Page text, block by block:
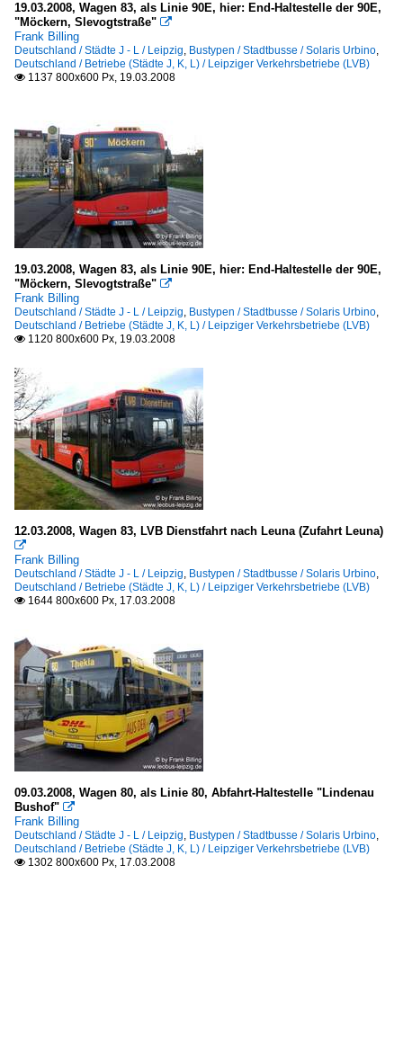
19.03.2008, Wagen 83, als Linie 90E, hier: End-Haltestelle der 90E,
"Möckern, Slevogtstraße" 
Frank Billing
Deutschland / Städte J - L / Leipzig, Bustypen / Stadtbusse / Solaris Urbino,
Deutschland / Betriebe (Städte J, K, L) / Leipziger Verkehrsbetriebe (LVB)
 1137 800x600 Px, 19.03.2008
19.03.2008, Wagen 83, als Linie 90E, hier: End-Haltestelle der 90E,
"Möckern, Slevogtstraße" 
Frank Billing
Deutschland / Städte J - L / Leipzig, Bustypen / Stadtbusse / Solaris Urbino,
Deutschland / Betriebe (Städte J, K, L) / Leipziger Verkehrsbetriebe (LVB)
 1120 800x600 Px, 19.03.2008
12.03.2008, Wagen 83, LVB Dienstfahrt nach Leuna (Zufahrt Leuna)

Frank Billing
Deutschland / Städte J - L / Leipzig, Bustypen / Stadtbusse / Solaris Urbino,
Deutschland / Betriebe (Städte J, K, L) / Leipziger Verkehrsbetriebe (LVB)
 1644 800x600 Px, 17.03.2008
09.03.2008, Wagen 80, als Linie 80, Abfahrt-Haltestelle "Lindenau
Bushof" 
Frank Billing
Deutschland / Städte J - L / Leipzig, Bustypen / Stadtbusse / Solaris Urbino,
Deutschland / Betriebe (Städte J, K, L) / Leipziger Verkehrsbetriebe (LVB)
 1302 800x600 Px, 17.03.2008